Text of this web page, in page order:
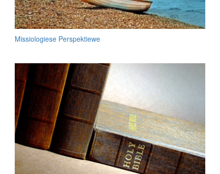
Missiologiese Perspektiewe